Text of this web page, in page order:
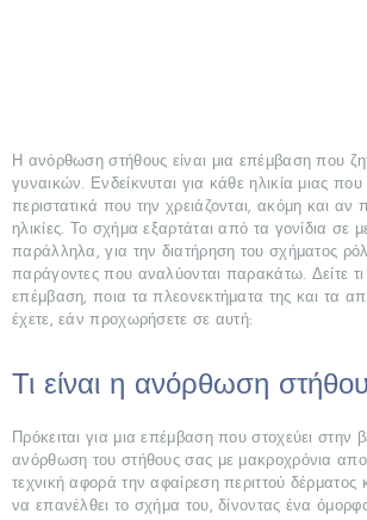
Η ανόρθωση στήθους είναι μια επέμβαση που
γυναικών. Ενδείκνυται για κάθε ηλικία μιας
περιστατικά που την χρειάζονται, ακόμη και αν
ηλικίες. Το σχήμα εξαρτάται από τα γονίδια σε
παράλληλα, για την διατήρηση του σχήματος
παράγοντες που αναλύονται παρακάτω. Δείτε τι
επέμβαση, ποια τα πλεονεκτήματα της και τα
έχετε, εάν προχωρήσετε σε αυτή:
Τι είναι η ανόρθωση
Πρόκειται για μια επέμβαση που στοχεύει στην
ανόρθωση του στήθους σας με μακροχρόνια
τεχνική αφορά την αφαίρεση περιττού δέρματος
να επανέλθει το σχήμα του, δίνοντας ένα